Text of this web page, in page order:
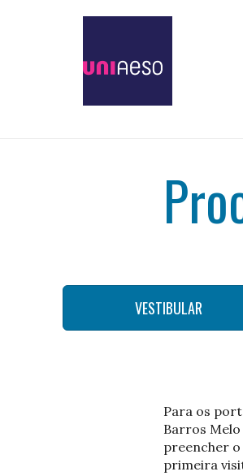
VESTIBULAR
Para os
Barros Melo
preencher
primeira